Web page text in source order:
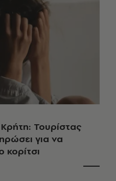
Τουρίστας
για να
κορίτσι